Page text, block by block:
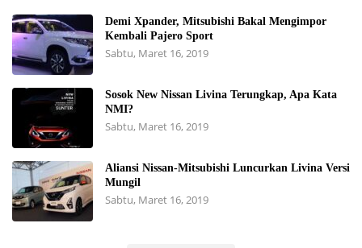
Demi Xpander, Mitsubishi Bakal Mengimpor
Kembali Pajero Sport
Sabtu, Maret 16, 2019
Sosok New Nissan Livina Terungkap, Apa Kata
NMI?
Sabtu, Maret 16, 2019
Aliansi Nissan-Mitsubishi Luncurkan Livina Versi
Mungil
Sabtu, Maret 16, 2019